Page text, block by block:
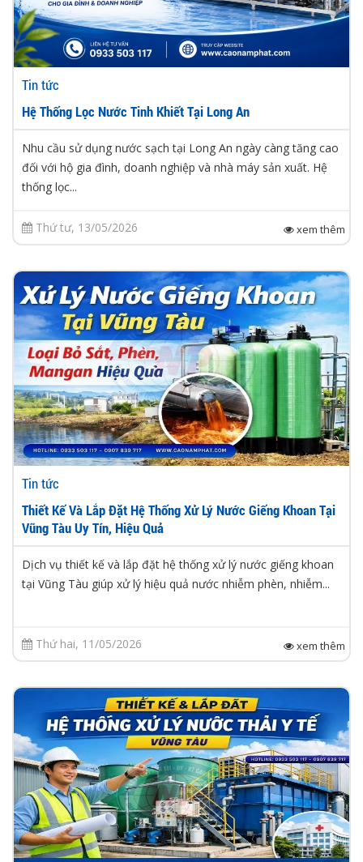
Tin tức
Hệ Thống Lọc Nước Tinh Khiết Tại Long An
Nhu cầu sử dụng nước sạch tại Long An ngày càng tăng cao
đối với hộ gia đình, doanh nghiệp và nhà máy sản xuất. Hệ
thống lọc...
Thứ tư, 13/05/2026 xem thêm
Tin tức
Thiết Kế Và Lắp Đặt Hệ Thống Xử Lý Nước Giếng Khoan Tại
Vũng Tàu Uy Tín, Hiệu Quả
Dịch vụ thiết kế và lắp đặt hệ thống xử lý nước giếng khoan
tại Vũng Tàu giúp xử lý hiệu quả nước nhiễm phèn, nhiễm...
Thứ hai, 11/05/2026 xem thêm